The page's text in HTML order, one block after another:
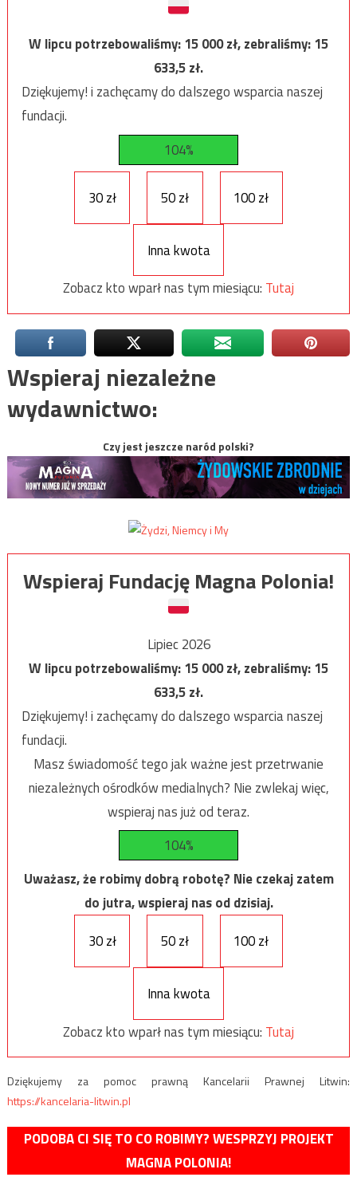
W lipcu potrzebowaliśmy:15 000zł, zebraliśmy:15
633,5zł.
Dziękujemy! i zachęcamy do dalszego wsparcia naszej
fundacji.
104%
30 zł 50 zł 100 zł
Inna kwota
Zobacz kto wparł nas tym miesiącu: Tutaj
Wspieraj niezależne
wydawnictwo:
Czy jest jeszcze naród polski?
Wspieraj Fundację Magna Polonia!
Lipiec 2026
W lipcu potrzebowaliśmy:15 000zł, zebraliśmy:15
633,5zł.
Dziękujemy! i zachęcamy do dalszego wsparcia naszej
fundacji.
Masz świadomość tego jak ważne jest przetrwanie
niezależnych ośrodków medialnych? Nie zwlekaj więc,
wspieraj nas już od teraz.
104%
Uważasz, że robimy dobrą robotę? Nie czekaj zatem
do jutra, wspieraj nas od dzisiaj.
30 zł
50 zł 100 zł
Inna kwota
Zobacz kto wparł nas tym miesiącu: Tutaj
Dziękujemy za pomoc prawną Kancelarii Prawnej Litwin:
https://kancelaria-litwin.pl
PODOBA CI SIĘ TO CO ROBIMY? WESPRZYJ PROJEKT
MAGNA POLONIA!